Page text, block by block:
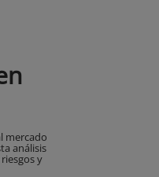
mercado
análisis
y